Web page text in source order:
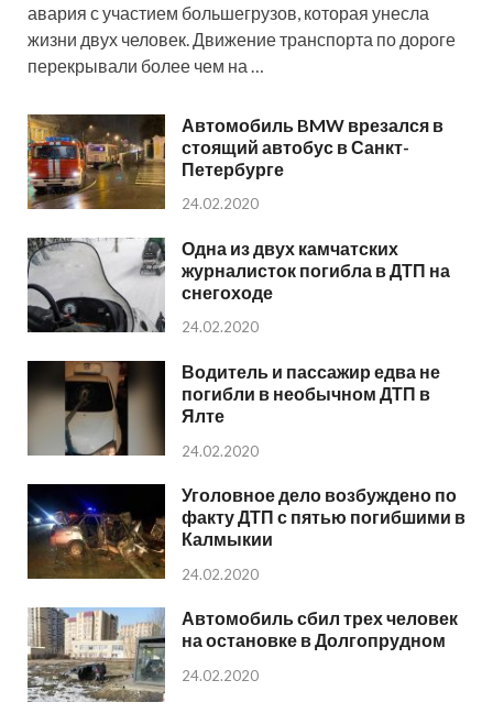
авария с участием большегрузов, которая унесла
жизни двух человек. Движение транспорта по дороге
перекрывали более чем на …
Автомобиль BMW врезался в
стоящий автобус в Санкт-
Петербурге
24.02.2020
Одна из двух камчатских
журналисток погибла в ДТП на
снегоходе
24.02.2020
Водитель и пассажир едва не
погибли в необычном ДТП в
Ялте
24.02.2020
Уголовное дело возбуждено по
факту ДТП с пятью погибшими в
Калмыкии
24.02.2020
Автомобиль сбил трех человек
на остановке в Долгопрудном
24.02.2020